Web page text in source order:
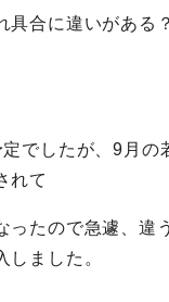
具合に違いがある
でしたが、9月の
れて
ったので急遽、違
しました。